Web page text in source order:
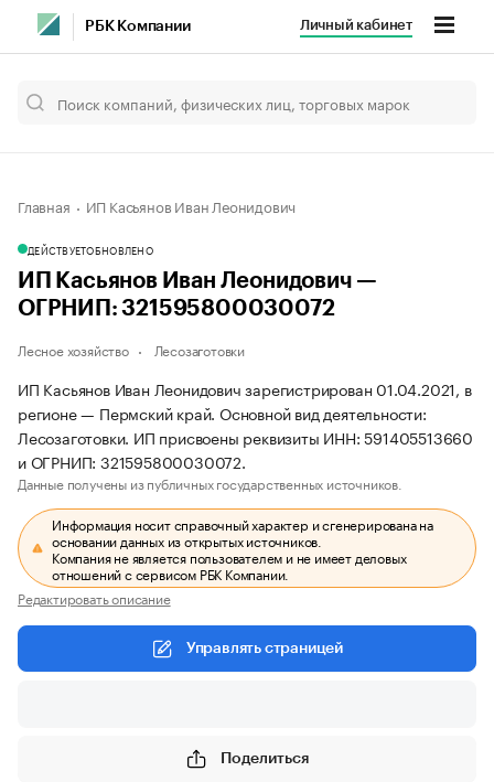
РБК Компании Личный кабинет
Главная ИП Касьянов Иван Леонидович
ДЕЙСТВУЕТОБНОВЛЕНО
ИП Касьянов Иван Леонидович —
ОГРНИП: 321595800030072
Лесное хозяйство Лесозаготовки
ИП Касьянов Иван Леонидович зарегистрирован 01.04.2021, в
регионе — Пермский край. Основной вид деятельности:
Лесозаготовки. ИП присвоены реквизиты ИНН: 591405513660
и ОГРНИП: 321595800030072.
Данные получены из публичных государственных источников.
Информация носит справочный характер и сгенерирована на
основании данных из открытых источников.
Компания не является пользователем и не имеет деловых
отношений с сервисом РБК Компании.
Редактировать описание
Управлять страницей
Поделиться